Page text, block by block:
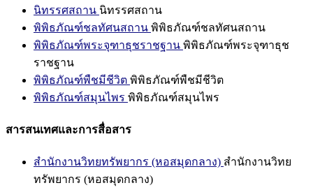
นิทรรศสถาน นิทรรศสถาน
พิพิธภัณฑ์ชลทัศนสถาน พิพิธภัณฑ์ชลทัศนสถาน
พิพิธภัณฑ์พระจุฑาธุชราชฐาน พิพิธภัณฑ์พระจุฑาธุช
ราชฐาน
พิพิธภัณฑ์พืชมีชีวิต พิพิธภัณฑ์พืชมีชีวิต
พิพิธภัณฑ์สมุนไพร พิพิธภัณฑ์สมุนไพร
สารสนเทศและการสื่อสาร
สำนักงานวิทยทรัพยากร (หอสมุดกลาง) สำนักงานวิทย
ทรัพยากร (หอสมุดกลาง)